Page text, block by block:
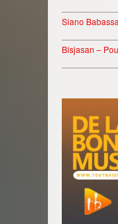
Siano
Bisjasan –